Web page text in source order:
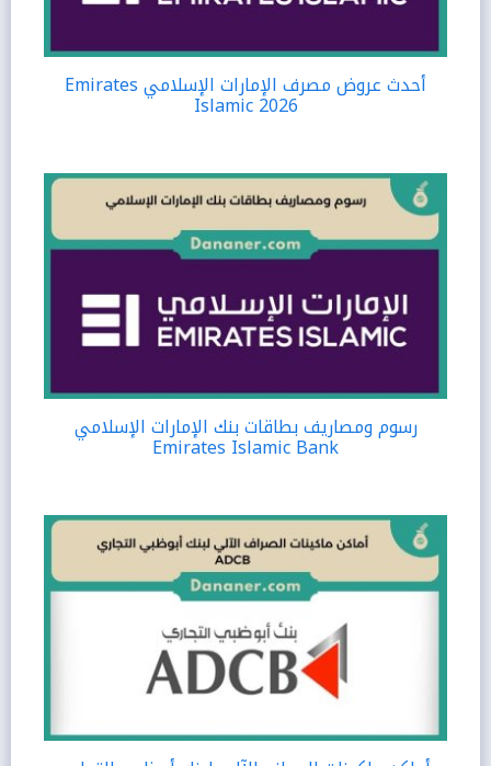
أحدث عروض مصرف الإمارات الإسلامي Emirates
Islamic 2026
رسوم ومصاريف بطاقات بنك الإمارات الإسلامي
Emirates Islamic Bank